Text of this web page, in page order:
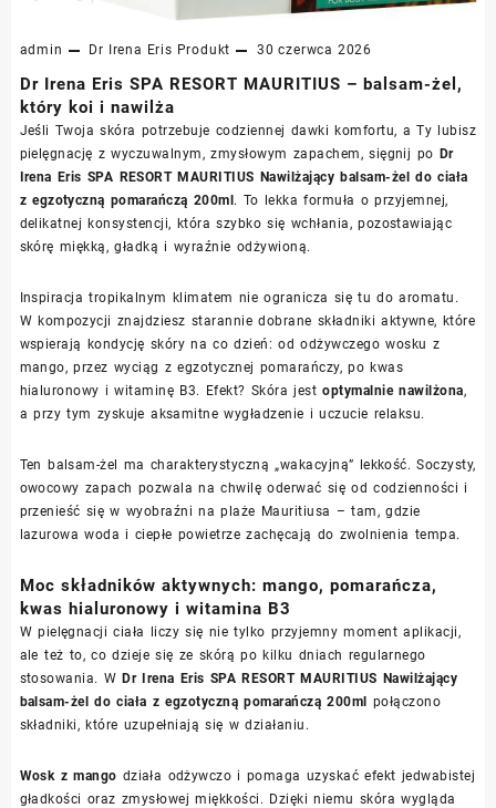
admin Dr Irena Eris Produkt 30 czerwca 2026
Dr Irena Eris SPA RESORT MAURITIUS – balsam-żel,
który koi i nawilża
Jeśli Twoja skóra potrzebuje codziennej dawki komfortu, a Ty lubisz
pielęgnację z wyczuwalnym, zmysłowym zapachem, sięgnij po Dr
Irena Eris SPA RESORT MAURITIUS Nawilżający balsam-żel do ciała
z egzotyczną pomarańczą 200ml. To lekka formuła o przyjemnej,
delikatnej konsystencji, która szybko się wchłania, pozostawiając
skórę miękką, gładką i wyraźnie odżywioną.
Inspiracja tropikalnym klimatem nie ogranicza się tu do aromatu.
W kompozycji znajdziesz starannie dobrane składniki aktywne, które
wspierają kondycję skóry na co dzień: od odżywczego wosku z
mango, przez wyciąg z egzotycznej pomarańczy, po kwas
hialuronowy i witaminę B3. Efekt? Skóra jestoptymalnie nawilżona,
a przy tym zyskuje aksamitne wygładzenie i uczucie relaksu.
Ten balsam-żel ma charakterystyczną „wakacyjną” lekkość. Soczysty,
owocowy zapach pozwala na chwilę oderwać się od codzienności i
przenieść się w wyobraźni na plaże Mauritiusa – tam, gdzie
lazurowa woda i ciepłe powietrze zachęcają do zwolnienia tempa.
Moc składników aktywnych: mango, pomarańcza,
kwas hialuronowy i witamina B3
W pielęgnacji ciała liczy się nie tylko przyjemny moment aplikacji,
ale też to, co dzieje się ze skórą po kilku dniach regularnego
stosowania. WDr Irena Eris SPA RESORT MAURITIUS Nawilżający
balsam-żel do ciała z egzotyczną pomarańczą 200ml połączono
składniki, które uzupełniają się w działaniu.
Wosk z mango działa odżywczo i pomaga uzyskać efekt jedwabistej
gładkości oraz zmysłowej miękkości. Dzięki niemu skóra wygląda